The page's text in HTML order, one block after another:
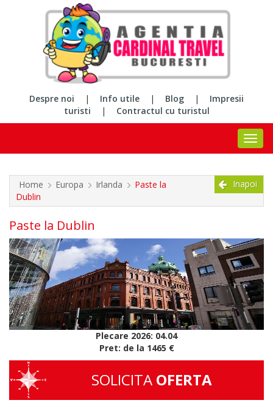
Despre noi | Info utile | Blog |
Impresii
turisti
| Contractul cu turistul
Home Europa Irlanda
Paste la
Dublin
Inapoi
Paste la Dublin
Plecare 2026: 04.04
Pret: de la 1465 €
SOLICITA OFERTA